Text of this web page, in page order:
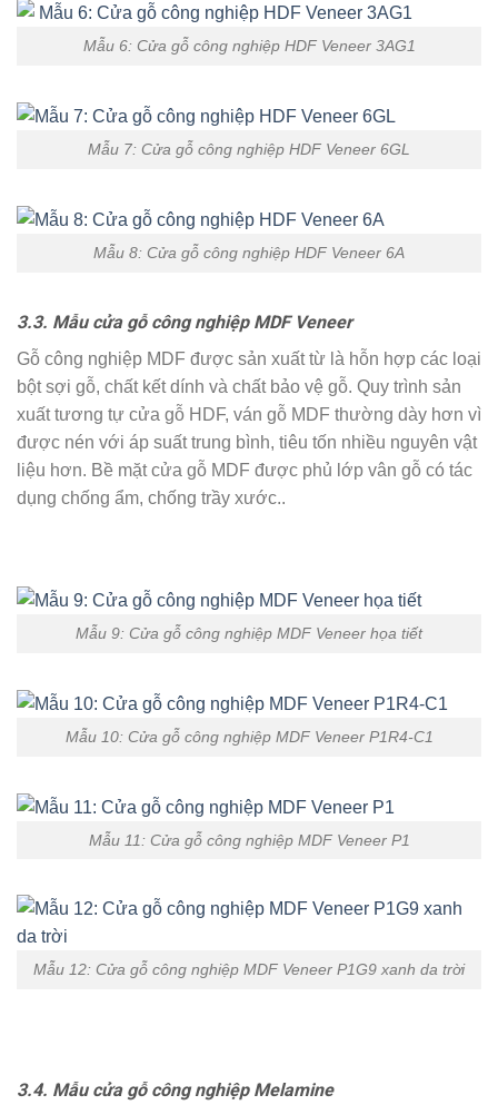
Mẫu 6: Cửa gỗ công nghiệp HDF Veneer 3AG1
Mẫu 7: Cửa gỗ công nghiệp HDF Veneer 6GL
Mẫu 8: Cửa gỗ công nghiệp HDF Veneer 6A
3.3. Mẫu cửa gỗ công nghiệp MDF Veneer
Gỗ công nghiệp MDF được sản xuất từ là hỗn hợp các loại
bột sợi gỗ, chất kết dính và chất bảo vệ gỗ. Quy trình sản
xuất tương tự cửa gỗ HDF, ván gỗ MDF thường dày hơn vì
được nén với áp suất trung bình, tiêu tốn nhiều nguyên vật
liệu hơn. Bề mặt cửa gỗ MDF được phủ lớp vân gỗ có tác
dụng chống ẩm, chống trầy xước..
Mẫu 9: Cửa gỗ công nghiệp MDF Veneer họa tiết
Mẫu 10: Cửa gỗ công nghiệp MDF Veneer P1R4-C1
Mẫu 11: Cửa gỗ công nghiệp MDF Veneer P1
Mẫu 12: Cửa gỗ công nghiệp MDF Veneer P1G9 xanh da trời
3.4. Mẫu cửa gỗ công nghiệp Melamine